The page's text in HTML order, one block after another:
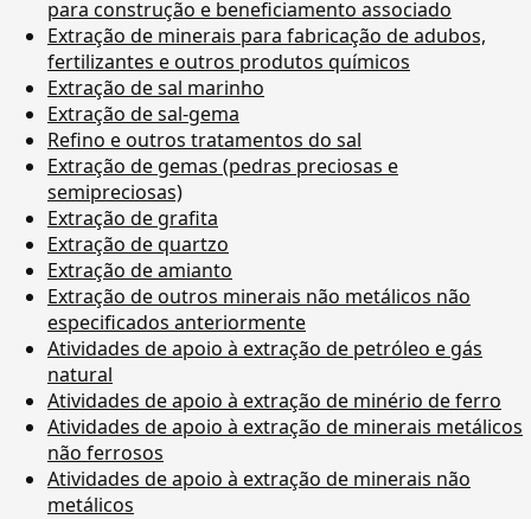
para construção e beneficiamento associado
Extração de minerais para fabricação de adubos,
fertilizantes e outros produtos químicos
Extração de sal marinho
Extração de sal-gema
Refino e outros tratamentos do sal
Extração de gemas (pedras preciosas e
semipreciosas)
Extração de grafita
Extração de quartzo
Extração de amianto
Extração de outros minerais não metálicos não
especificados anteriormente
Atividades de apoio à extração de petróleo e gás
natural
Atividades de apoio à extração de minério de ferro
Atividades de apoio à extração de minerais metálicos
não ferrosos
Atividades de apoio à extração de minerais não
metálicos